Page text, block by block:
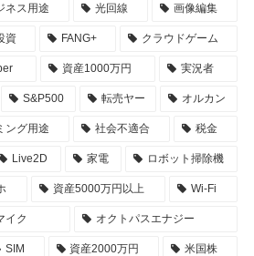
ネス用途 光回線 画像編集
資 FANG+ クラウドゲーム
資産1000万円 実況者
S&P500 転売ヤー オルカン
ング用途 社会不適合 税金
Live2D 家電 ロボット掃除機
資産5000万円以上 Wi-Fi
イク オクトパスエナジー
SIM 資産2000万円 米国株